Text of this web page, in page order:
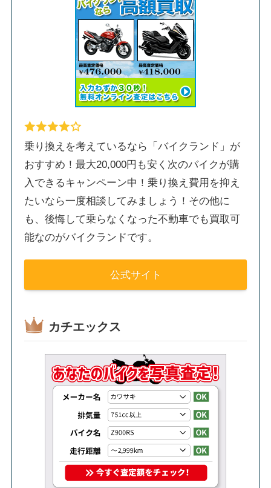
乗り換えを考えているなら「バイクランド」が
おすすめ！最大20,000円も安く次のバイクが購
入できるキャンペーン中！乗り換え費用を抑え
たいなら一度相談してみましょう！その他に
も、後悔して乗らなくなった不動車でも買取可
能なのがバイクランドです。
公式サイト
カチエックス